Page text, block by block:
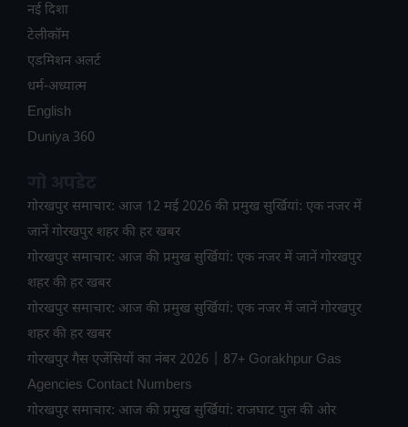
नई दिशा
टेलीकॉम
ए​डमिशन अलर्ट
धर्म-अध्यात्म
English
Duniya 360
गोरखपुर समाचार: आज 12 मई 2026 की प्रमुख सुर्खियां: एक नजर में
जानें गोरखपुर शहर की हर खबर
गोरखपुर समाचार: आज की प्रमुख सुर्खियां: एक नजर में जानें गोरखपुर
शहर की हर खबर
गोरखपुर समाचार: आज की प्रमुख सुर्खियां: एक नजर में जानें गोरखपुर
शहर की हर खबर
गोरखपुर गैस एजेंसियों का नंबर 2026 | 87+ Gorakhpur Gas
Agencies Contact Numbers
गोरखपुर समाचार: आज की प्रमुख सुर्खियां: राजघाट पुल की ओर